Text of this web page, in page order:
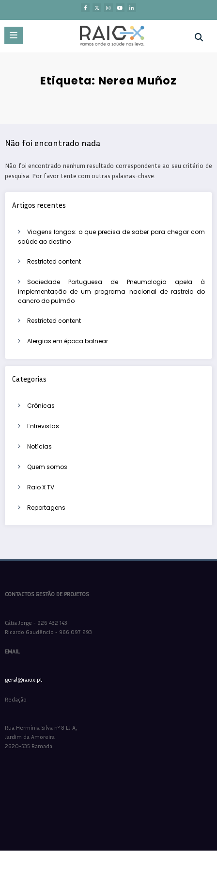
o
conteúdo
Etiqueta: Nerea Muñoz
Não foi encontrado nada
Não foi encontrado nenhum resultado correspondente ao seu critério de
pesquisa. Por favor tente com outras palavras-chave.
Artigos recentes
Viagens longas: o que precisa de saber para chegar com
saúde ao destino
Restricted content
Sociedade Portuguesa de Pneumologia apela à
implementação de um programa nacional de rastreio do
cancro do pulmão
Restricted content
Alergias em época balnear
Categorias
Crónicas
Entrevistas
Notícias
Quem somos
Raio X TV
Reportagens
CONTACTOS GESTÃO DE PROJETOS
Cátia Jorge - 926 432 143
Ricardo Gaudêncio - 966 097 293
EMAIL
geral@raiox.pt
Redação
Rua Hermínia Silva nº 8 LJ A,
Jardim da Amoreira
2620-535 Ramada